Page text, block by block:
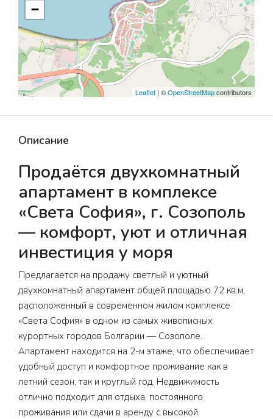
−
Leaflet | ©OpenStreetMapcontributors
Описание
Продаётся двухкомнатный
апартамент в комплексе
«Света София», г. Созополь
— комфорт, уют и отличная
инвестиция у моря
Предлагается на продажу светлый и уютный
двухкомнатный апартамент общей площадью 72 кв.м,
расположенный в современном жилом комплексе
«Света София» в одном из самых живописных
курортных городов Болгарии — Созополе.
Апартамент находится на 2-м этаже, что обеспечивает
удобный доступ и комфортное проживание как в
летний сезон, так и круглый год. Недвижимость
отлично подходит для отдыха, постоянного
проживания или сдачи в аренду с высокой